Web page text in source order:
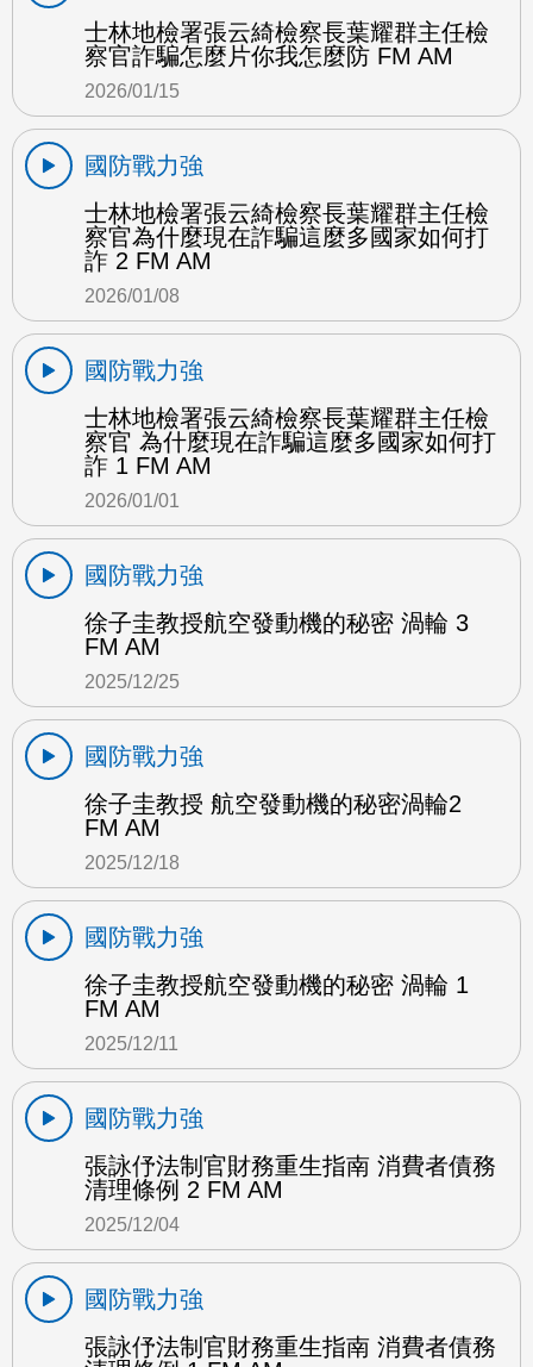
士林地檢署張云綺檢察長葉耀群主任檢
察官詐騙怎麼片你我怎麼防 FM AM
2026/01/15
國防戰力強
士林地檢署張云綺檢察長葉耀群主任檢
察官為什麼現在詐騙這麼多國家如何打
詐 2 FM AM
2026/01/08
國防戰力強
士林地檢署張云綺檢察長葉耀群主任檢
察官 為什麼現在詐騙這麼多國家如何打
詐 1 FM AM
2026/01/01
國防戰力強
徐子圭教授航空發動機的秘密 渦輪 3
FM AM
2025/12/25
國防戰力強
徐子圭教授 航空發動機的秘密渦輪2
FM AM
2025/12/18
國防戰力強
徐子圭教授航空發動機的秘密 渦輪 1
FM AM
2025/12/11
國防戰力強
張詠伃法制官財務重生指南 消費者債務
清理條例 2 FM AM
2025/12/04
國防戰力強
張詠伃法制官財務重生指南 消費者債務